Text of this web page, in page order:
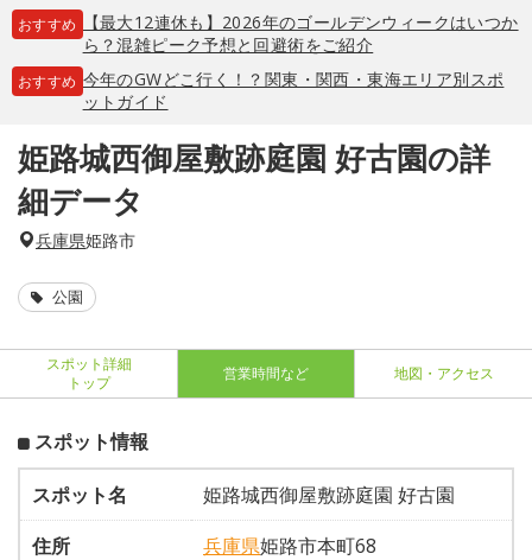
おすすめ
【最大12連休も】2026年のゴールデンウィークはいつか
ら？混雑ピーク予想と回避術をご紹介
おすすめ 今年のGWどこ行く！？関東・関西・東海エリア別スポ
ットガイド
姫路城西御屋敷跡庭園 好古園の詳
細データ
兵庫県姫路市
公園
スポット詳細
トップ
営業時間など 地図・アクセス
スポット情報
スポット名
姫路城西御屋敷跡庭園 好古園
住所
兵庫県姫路市本町68